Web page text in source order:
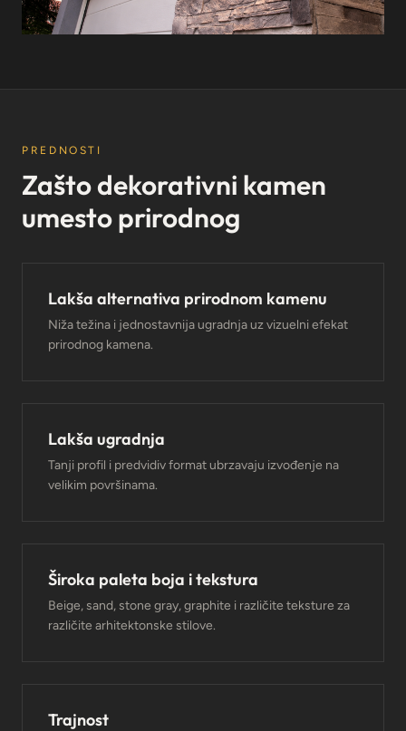
PREDNOSTI
Zašto dekorativni kamen
umesto prirodnog
Lakša alternativa prirodnom kamenu
Niža težina i jednostavnija ugradnja uz vizuelni efekat
prirodnog kamena.
Lakša ugradnja
Tanji profil i predvidiv format ubrzavaju izvođenje na
velikim površinama.
Široka paleta boja i tekstura
Beige, sand, stone gray, graphite i različite teksture za
različite arhitektonske stilove.
Trajnost